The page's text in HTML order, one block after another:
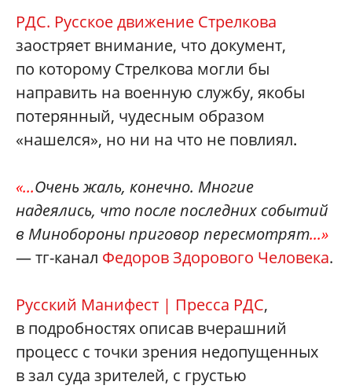
РДС. Русское движение Стрелкова
заостряет внимание, что документ,
по которому Стрелкова могли бы
направить на военную службу, якобы
потерянный, чудесным образом
«нашелся», но ни на что не повлиял.
«...Очень жаль, конечно. Многие
надеялись, что после последних событий
в Минобороны приговор пересмотрят...»
— тг-канал Федоров Здорового Человека.
Русский Манифест | Пресса РДС,
в подробностях описав вчерашний
процесс с точки зрения недопущенных
в зал суда зрителей, с грустью